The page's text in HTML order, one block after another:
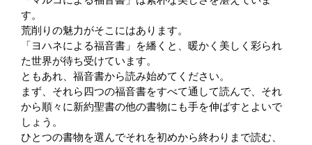
す。
荒削りの魅力がそこにはあります。
「ヨハネによる福音書」を繙くと、暖かく美しく彩られ
た世界が待ち受けています。
ともあれ、福音書から読み始めてください。
まず、それら四つの福音書をすべて通して読んで、それ
から順々に新約聖書の他の書物にも手を伸ばすとよいで
しょう。
ひとつの書物を選んでそれを初めから終わりまで読む、